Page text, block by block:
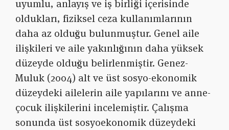
uyumlu, anlayış ve iş birliği içerisinde
oldukları, fiziksel ceza kullanımlarının
daha az olduğu bulunmuştur. Genel aile
ilişkileri ve aile yakınlığının daha yüksek
düzeyde olduğu belirlenmiştir. Genez-
Muluk (2004) alt ve üst sosyo-ekonomik
düzeydeki ailelerin aile yapılarını ve anne-
çocuk ilişkilerini incelemiştir. Çalışma
sonunda üst sosyoekonomik düzeydeki